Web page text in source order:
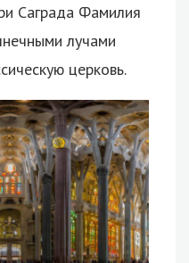
Саграда Фамилия
лучами
церковь.